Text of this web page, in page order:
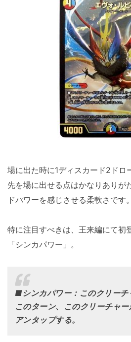
場に出た時に1ディスカード2ドロ
先を場に出せる点はかなりありが
ドパワーを感じさせる柔軟さです。
特に注目すべきは、王来編にて初
「シンカパワー」。
■シンカパワー：このクリーチ
このターン、このクリーチャ
アンタップする。